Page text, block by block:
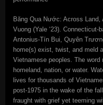
Băng Qua Nước: Across
Vuong (Yale ‘23).
Antonius-Tín Bui, Quyên
home(s) exist, twist, and meld
Vietnamese peoples. The
homeland, nation, or water.
lives for thousands of
post-1975 in the wake of the
fraught with grief yet teeming